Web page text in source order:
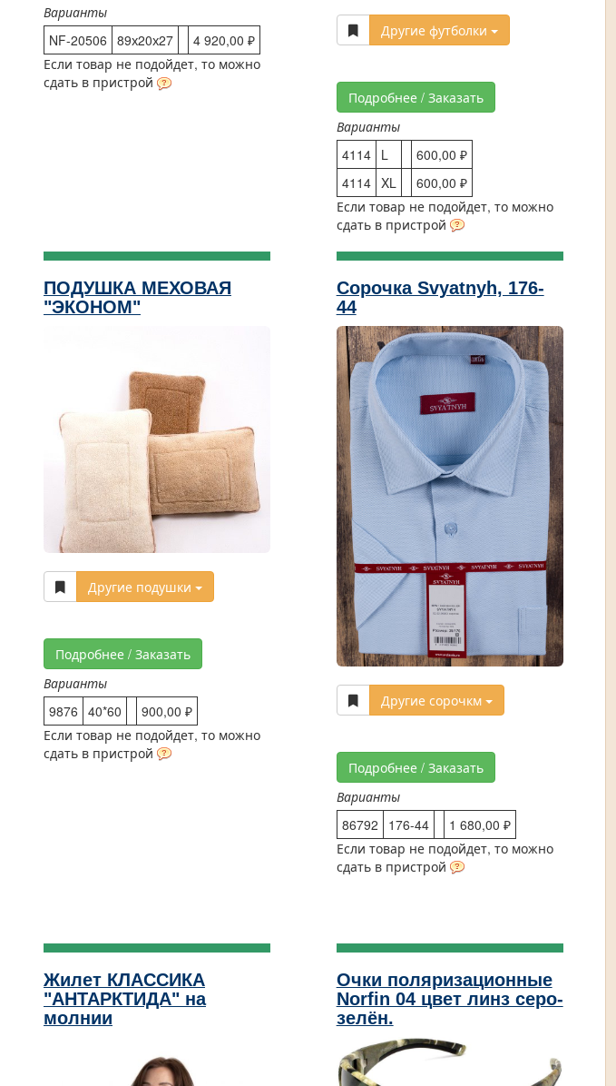
Варианты
NF-20506 89х20х27
4 920,00 ₽
Если товар не подойдет, то можно
сдать в пристрой
Другие футболки
Подробнее / Заказать
Варианты
4114
L
600,00 ₽
4114 XL
600,00 ₽
Если товар не подойдет, то можно
сдать в пристрой
ПОДУШКА МЕХОВАЯ
"ЭКОНОМ"
Другие подушки
Подробнее / Заказать
Варианты
9876 40*60
900,00 ₽
Если товар не подойдет, то можно
сдать в пристрой
Сорочка Svyatnyh, 176-
44
Другие сорочкм
Подробнее / Заказать
Варианты
86792
176-44
1 680,00 ₽
Если товар не подойдет, то можно
сдать в пристрой
Жилет КЛАССИКА
"АНТАРКТИДА" на
молнии
Очки поляризационные
Norfin 04 цвет линз серо-
зелён.